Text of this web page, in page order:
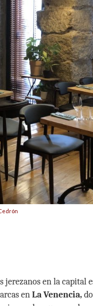
en la capital
enLa Venencia,